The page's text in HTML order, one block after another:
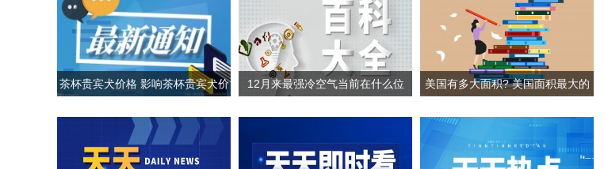
茶杯贵宾犬价格 影响茶杯贵宾犬价
12月来最强冷空气当前在什么位
美国有多大面积? 美国面积最大的